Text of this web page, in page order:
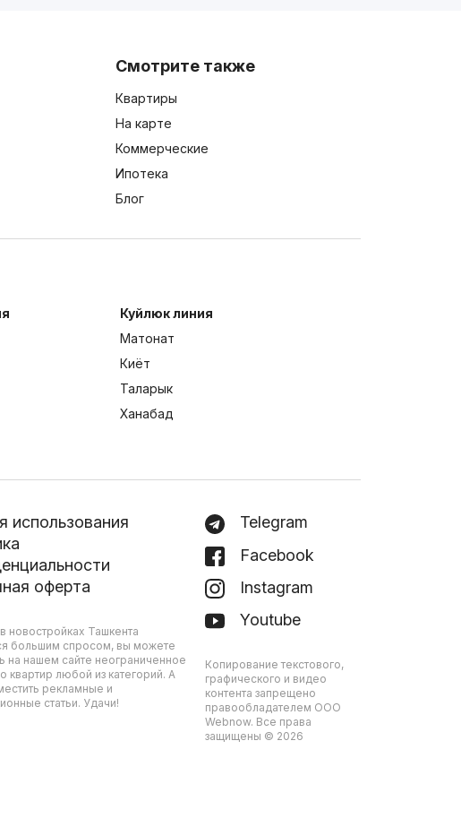
Смотрите также
Квартиры
На карте
Коммерческие
Ипотека
Блог
Куйлюк линия
Матонат
Киёт
Таларык
Ханабад
использования
оферта
новостройках Ташкента
большим спросом, вы можете
на нашем сайте неограниченное
квартир любой из категорий. А
рекламные и
статьи. Удачи!
Telegram
Facebook
Instagram
Youtube
Копирование текстового,
графического и видео
контента запрещено
правообладателем ООО
Webnow. Все права
защищены © 2026